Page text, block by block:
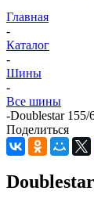
Главная
-
Каталог
-
Шины
-
Все шины
-Doublestar
Поделиться